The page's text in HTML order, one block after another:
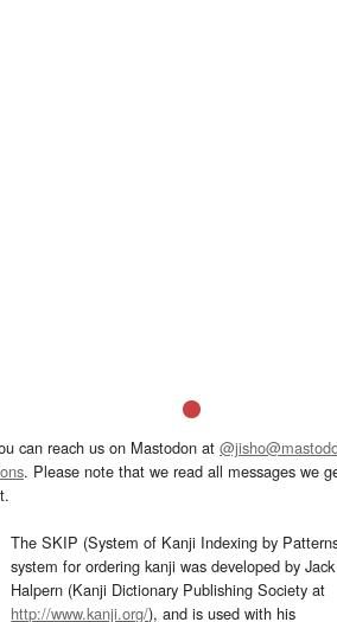
can reach us on Mastodon at
. Please note that we read all messages we
The SKIP (System of Kanji Indexing by
system for ordering kanji was developed by Jack
Halpern (Kanji Dictionary Publishing Society at
http://www.kanji.org/), and is used with his